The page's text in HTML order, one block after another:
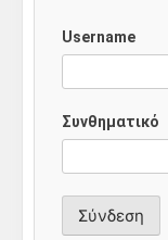
Username
Συνθηματικό